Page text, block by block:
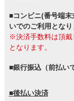
■コンビニ(番号端
いでのご利用となり
※決済手数料は頂戴
となります。
■銀行振込（前払い
■後払い決済